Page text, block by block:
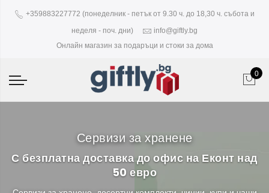
+359883227772 (понеделник - петък от 9.30 ч. до 18,30 ч. събота и
неделя - поч. дни)
info@giftly.bg
Онлайн магазин за подаръци и стоки за дома
0
Сервизи за хранене
С безплатна доставка до офис на Еконт над
50 евро